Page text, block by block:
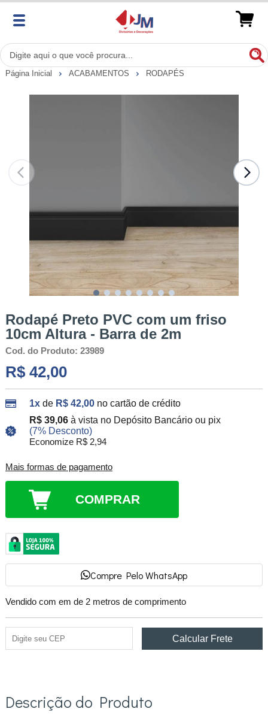
Página Inicial ACABAMENTOS RODAPÉS
Rodapé Preto PVC com um friso
10cm Altura - Barra de 2m
Cod. do Produto: 23989
R$ 42,00
1xde R$ 42,00 no cartão de crédito
R$ 39,06 à vista no Depósito Bancário ou pix
(7% Desconto)
Economize R$ 2,94
Mais formas de pagamento
COMPRAR
Compre Pelo WhatsApp
Vendido com em de 2 metros de comprimento
Descrição do Produto